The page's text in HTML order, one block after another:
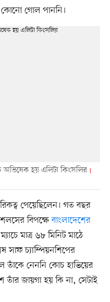
কোনো গোল পাননি।
অভিষেক হয় এলিটা কিংসলির
পেয়েছিলেন। গত বছর
বিপক্ষেবাংলাদেশের
মাত্র ৬৮ মিনিট মাঠে
সাফ চ্যাম্পিয়নশিপের
তাঁকে নেননি কোচ হাভিয়ের
তাঁর জায়গা হয় কি না, সেটাই